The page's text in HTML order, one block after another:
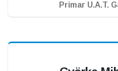
Primar U.A.T.